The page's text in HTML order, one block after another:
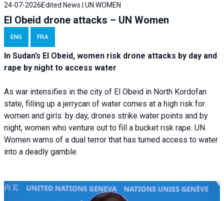
24-07-2026 Edited News | UN WOMEN
El Obeid drone attacks – UN Women
ENG FRA
In Sudan’s El Obeid, women risk drone attacks by day and
rape by night to access water
As war intensifies in the city of El Obeid in North Kordofan
state, filling up a jerrycan of water comes at a high risk for
women and girls: by day, drones strike water points and by
night, women who venture out to fill a bucket risk rape. UN
Women warns of a dual terror that has turned access to water
into a deadly gamble.